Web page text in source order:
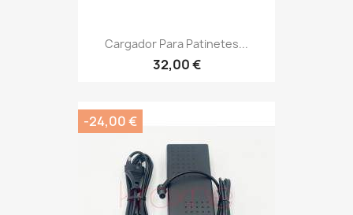
Cargador Para Patinetes...
32,00 €
-24,00 €